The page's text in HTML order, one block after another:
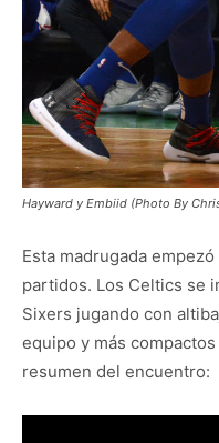
Hayward y Embiid (Photo By
Esta madrugada
partidos. Los Celtics se
Sixers jugando con
equipo y más
resumen del encuentro: